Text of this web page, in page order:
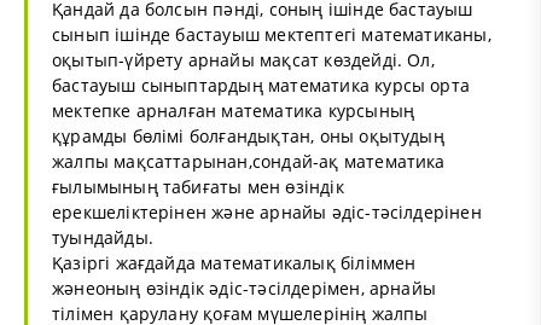
Қандай да болсын пәнді, соның ішінде бастауыш
сынып ішінде бастауыш мектептегі математиканы,
оқытып-үйрету арнайы мақсат көздейді. Ол,
бастауыш сыныптардың математика курсы орта
мектепке арналған математика курсының
құрамды бөлімі болғандықтан, оны оқытудың
жалпы мақсаттарынан,сондай-ақ математика
ғылымының табиғаты мен өзіндік
ерекшеліктерінен және арнайы әдіс-тәсілдерінен
туындайды.
Қазіргі жағдайда математикалық біліммен
жәнеоның өзіндік әдіс-тәсілдерімен, арнайы
тілімен қарулану қоғам мүшелерінің жалпы